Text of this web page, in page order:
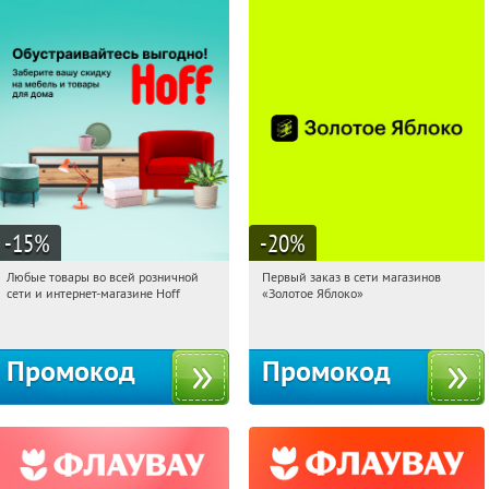
-15%
22:20:58 Получили:
Любые товары во всей розничной
сети и интернет-магазине Hoff
Промокод
-20%
22:20:58
Получи первым!
Первый заказ в сети магазинов
«Золотое Яблоко»
Промокод